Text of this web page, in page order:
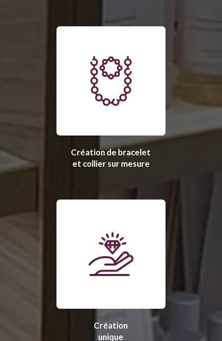
Création de bracelet
et collier sur mesure
Création
unique